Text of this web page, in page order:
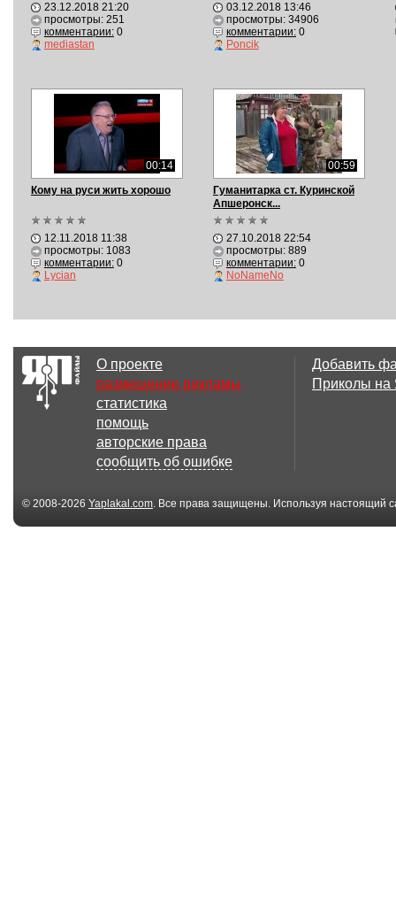
23.12.2018 21:20
просмотры: 251
комментарии:0
mediastan
03.12.2018 13:46
просмотры: 34906
комментарии:0
Poncik
00:14
Кому на руси жить хорошо
12.11.2018 11:38
просмотры: 1083
комментарии:0
Lycian
00:59
Гуманитарка ст. Куринской
Апшеронск...
27.10.2018 22:54
просмотры: 889
комментарии:0
NoNameNo
О проекте
размещение рекламы
статистика
помощь
авторские права
сообщить об ошибке
Добавить
Приколы
© 2008-2026 Yaplakal.com. Все права защищены. Используя настоящий